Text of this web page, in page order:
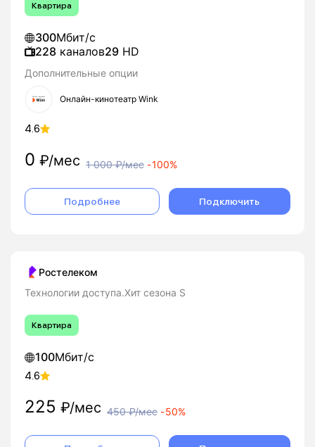
Квартира
300Мбит/с
228 каналов29 HD
Дополнительные опции
Онлайн-кинотеатр Wink
4.6
0 ₽/мес 1 000₽/мес -100%
Подробнее Подключить
Ростелеком
Технологии доступа.Хит сезона S
Квартира
100Мбит/с
4.6
225 ₽/мес 450₽/мес -50%